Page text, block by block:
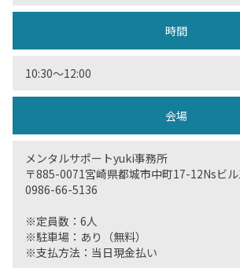
時間
10:30〜12:00
会場
メンタルサポートyuki事務所
〒885-0071宮崎県都城市中町17-12Nsビ
0986-66-5136
※定員数：6人
※駐車場：あり（無料）
※支払方法：当日現金払い